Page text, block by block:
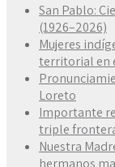
San Pablo:
(1926–2026)
Mujeres
territorial en
Loreto
Importante
triple
Nuestra
hermanos